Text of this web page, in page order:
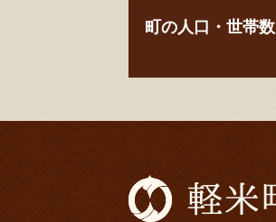
町の人口・世帯数